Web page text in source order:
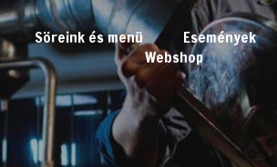
Söreink és menü Események
Webshop